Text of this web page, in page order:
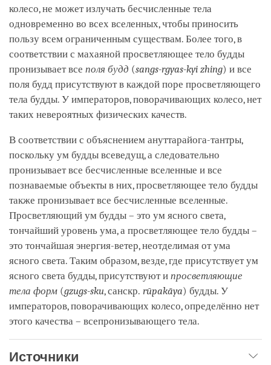
колесо, не может излучать бесчисленные тела
одновременно во всех вселенных, чтобы приносить
пользу всем ограниченным существам. Более того, в
соответствии с махаяной просветляющее тело будды
пронизывает все поля будд (sangs-rgyas-kyi zhing) и все
поля будд присутствуют в каждой поре просветляющего
тела будды. У императоров, поворачивающих колесо, нет
таких невероятных физических качеств.
В соответствии с объяснением ануттарайога-тантры,
поскольку ум будды всеведущ, а следовательно
пронизывает все бесчисленные вселенные и все
познаваемые объекты в них, просветляющее тело будды
также пронизывает все бесчисленные вселенные.
Просветляющий ум будды – это ум ясного света,
тончайший уровень ума, а просветляющее тело будды –
это тончайшая энергия-ветер, неотделимая от ума
ясного света. Таким образом, везде, где присутствует ум
ясного света будды, присутствуют и просветляющие
тела форм (gzugs-sku, санскр. rūpakāya) будды. У
императоров, поворачивающих колесо, определённо нет
этого качества – всепронизывающего тела.
Источники